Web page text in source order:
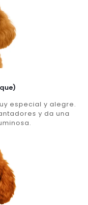
especial y alegre.
y da una